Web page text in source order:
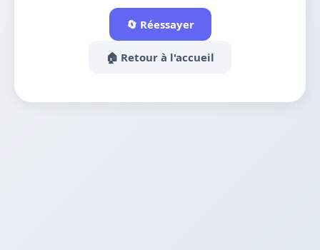
🔄 Réessayer
🏠 Retour à l'accueil